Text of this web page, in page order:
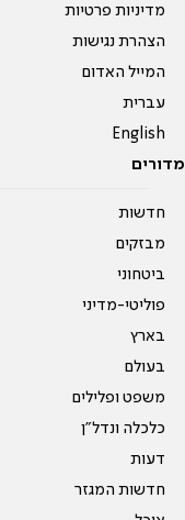
מדיניות פרטיות
הצהרת נגישות
המייל האדום
עברית
English
מדורים
חדשות
מבזקים
ביטחוני
פוליטי-מדיני
בארץ
בעולם
משפט ופלילים
כלכלה ונדל"ן
דעות
חדשות המגזר